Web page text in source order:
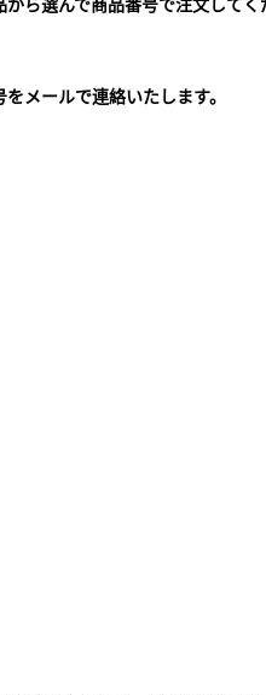
ら選んで商品番号で注文してく
メールで連絡いたします。